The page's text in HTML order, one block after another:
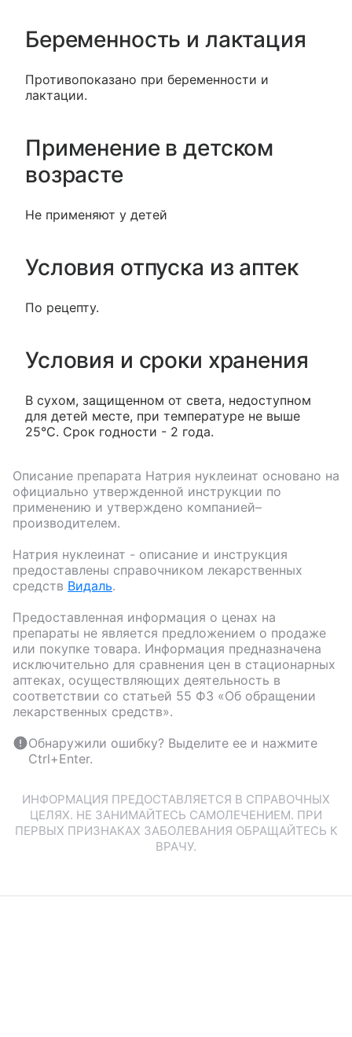
Беременность и лактация
Противопоказано при беременности и
лактации.
Применение в детском
возрасте
Не применяют у детей
Условия отпуска из аптек
По рецепту.
Условия и сроки хранения
В сухом, защищенном от света, недоступном
для детей месте, при температуре не выше
25°С. Срок годности - 2 года.
Описание препарата Натрия нуклеинат основано на
официально утвержденной инструкции по
применению и утверждено компанией–
производителем.
Натрия нуклеинат - описание и инструкция
предоставлены справочником лекарственных
средств Видаль.
Предоставленная информация о ценах на
препараты не является предложением о продаже
или покупке товара. Информация предназначена
исключительно для сравнения цен в стационарных
аптеках, осуществляющих деятельность в
соответствии со статьей 55 ФЗ «Об обращении
лекарственных средств».
Обнаружили ошибку? Выделите ее и нажмите
Ctrl+Enter.
ИНФОРМАЦИЯ ПРЕДОСТАВЛЯЕТСЯ В СПРАВОЧНЫХ
ЦЕЛЯХ. НЕ ЗАНИМАЙТЕСЬ САМОЛЕЧЕНИЕМ. ПРИ
ПЕРВЫХ ПРИЗНАКАХ ЗАБОЛЕВАНИЯ ОБРАЩАЙТЕСЬ К
ВРАЧУ.